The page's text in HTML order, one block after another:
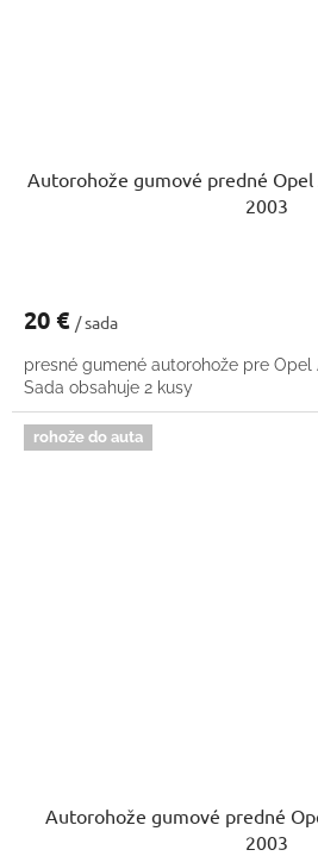
Autorohože gumové predné Opel
2003
20 € / sada
presné gumené autorohože pre
Sada obsahuje 2 kusy
rohože do auta
Autorohože gumové predné
2003